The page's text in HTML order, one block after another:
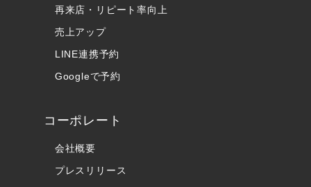
再来店・リピート率向上
売上アップ
LINE連携予約
Googleで予約
コーポレート
会社概要
プレスリリース